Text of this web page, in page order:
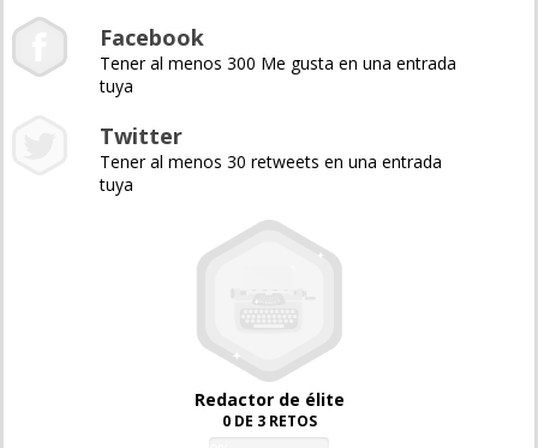
Facebook
Tener al menos 300 Me gusta en una entrada
tuya
Twitter
Tener al menos 30 retweets en una entrada
tuya
Redactor de élite
0 DE 3 RETOS